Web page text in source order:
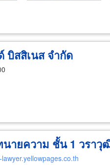
บิสสิเนส จำกัด
ายความ ชั้น 1 วราวุ